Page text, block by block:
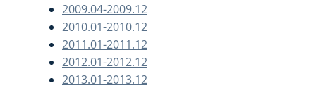
2009.04-2009.12
2010.01-2010.12
2011.01-2011.12
2012.01-2012.12
2013.01-2013.12